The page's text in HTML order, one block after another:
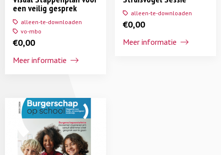
een veilig gesprek
alleen-te-downloaden
vo-mbo
€0,00
Meer informatie
alleen-te-downloaden
€0,00
Meer informatie